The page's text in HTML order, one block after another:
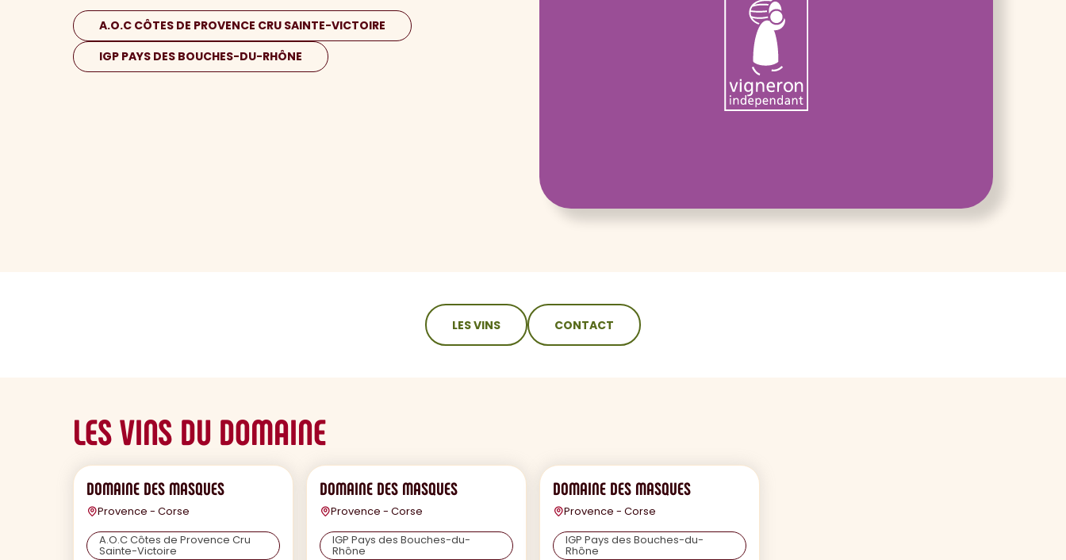
A.O.C CÔTES DE PROVENCE CRU SAINTE-VICTOIRE
IGP PAYS DES BOUCHES-DU-RHÔNE
LES VINS CONTACT
LES VINS DU DOMAINE
DOMAINE DES MASQUES
Provence - Corse
A.O.C Côtes de Provence Cru
Sainte-Victoire
DOMAINE DES MASQUES
Provence - Corse
IGP Pays des Bouches-du-
Rhône
DOMAINE DES MASQUES
Provence - Corse
IGP Pays des Bouches-du-
Rhône